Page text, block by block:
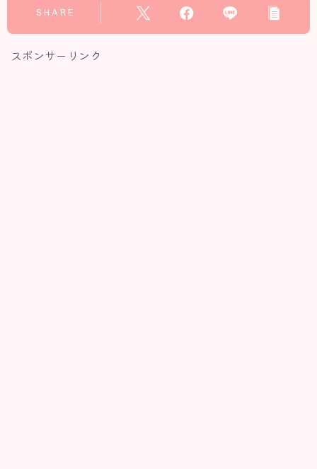
SHARE
スポンサーリンク